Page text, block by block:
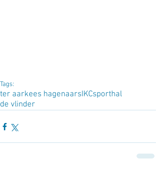
Tags:
ter aarkees hagenaarsIKCsporthal
de vlinder